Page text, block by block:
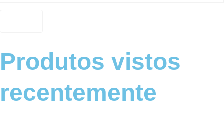
Produtos vistos
recentemente